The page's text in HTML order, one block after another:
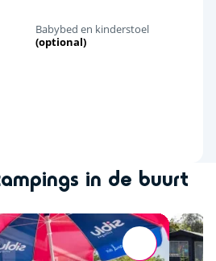
Babybed en kinderstoel
(optional)
in de buurt